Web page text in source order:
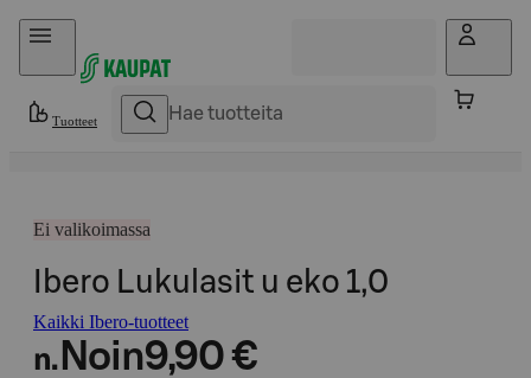
Hyppää sisältöön
Tuotteet
Ei valikoimassa
Ibero Lukulasit u eko 1,0
Kaikki Ibero-tuotteet
n. Noin9,90 €